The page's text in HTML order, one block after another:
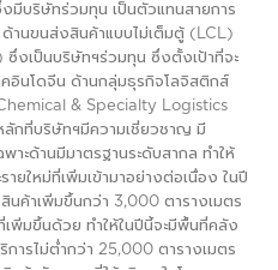
มีบริษัทร่วมทุน เป็นตัวแทนสายการ
ด้านขนส่งสินค้าแบบไม่เต็มตู้ (LCL)
งเป็นบริษัทฯร่วมทุน ซึ่งตั้งเป้าที่จะ
อินโดจีน ด้านกลุ่มธุรกิจโลจิสติกส์
& Specialty Logistics
กที่บริษัทฯมีความเชี่ยวชาญ มี
าะด้านมีมาตรฐานระดับสากล ทำให้
ายใหม่ที่เพิ่มเข้ามาอย่างต่อเนื่อง ในปี
นค้าเพิ่มขึ้นกว่า 3,000 ตารางเมตร
พิ่มขึ้นด้วย ทำให้ในปีนี้จะมีพื้นที่คลัง
ารไม่ต่ำกว่า 25,000 ตารางเมตร